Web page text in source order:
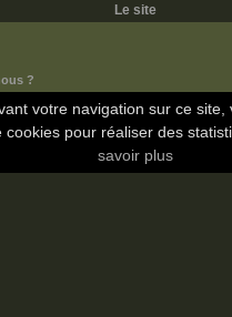
Le site
?
votre navigation sur ce site,
cookies pour réaliser des
savoir plus